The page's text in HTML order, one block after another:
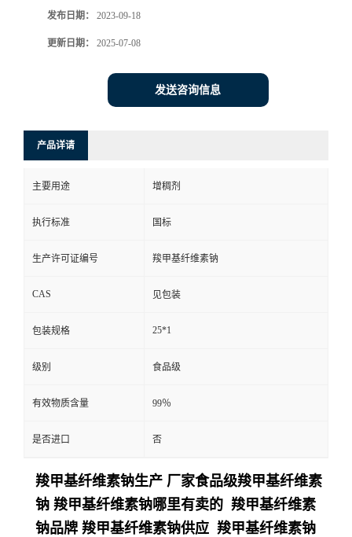
发布日期： 2023-09-18
更新日期： 2025-07-08
发送咨询信息
产品详请
主要用途 增稠剂
执行标准 国标
生产许可证编号 羧甲基纤维素钠
CAS 见包装
包装规格 25*1
级别 食品级
有效物质含量 99％
是否进口 否
羧甲基纤维素钠生产 厂家食品级羧甲基纤维素
钠 羧甲基纤维素钠哪里有卖的 羧甲基纤维素
钠品牌 羧甲基纤维素钠供应 羧甲基纤维素钠